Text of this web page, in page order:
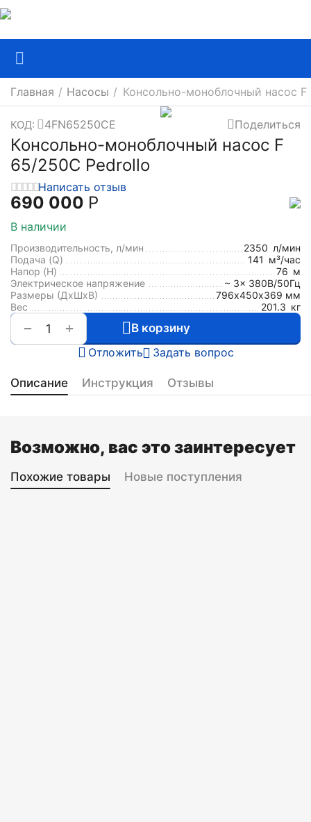
Главная / Насосы / Консольно-моноблочный насос
КОД: 4FN65250CE Поделиться
Консольно-моноблочный насос F
65/250C Pedrollo
Написать отзыв
690 000 Р
В наличии
Производительность, л/мин 2350 л/мин
Подача (Q)
141 м³/час
Напор (H)
76 м
Электрическое напряжение
~ 3x 380В/50Гц
Размеры (ДхШxВ)
796х450х369 мм
Вес
201.3 кг
+
−
В корзину
Отложить
Задать вопрос
Описание Инструкция Отзывы
Возможно, вас это заинтересует
Похожие товары Новые поступления